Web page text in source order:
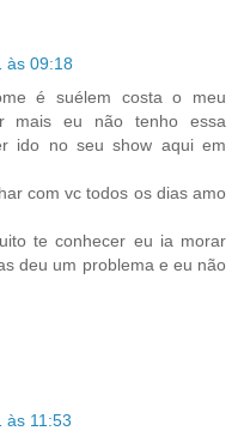
às 09:18
é suélem costa o meu
mais eu não tenho essa
ido no seu show aqui em
com vc todos os dias amo
te conhecer eu ia morar
deu um problema e eu não
às 11:53